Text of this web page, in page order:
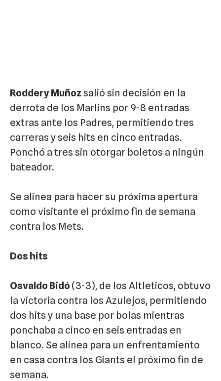
Roddery Muñozsalió sin decisión en la
derrota de los Marlins por 9-8 entradas
extras ante los Padres, permitiendo tres
carreras y seis hits en cinco entradas.
Ponchó a tres sin otorgar boletos a ningún
bateador.
Se alinea para hacer su próxima apertura
como visitante el próximo fin de semana
contra los Mets.
Dos hits
Osvaldo Bidó (3-3), de los Altleticos, obtuvo
la victoria contra los Azulejos, permitiendo
dos hits y una base por bolas mientras
ponchaba a cinco en seis entradas en
blanco. Se alinea para un enfrentamiento
en casa contra los Giants el próximo fin de
semana.